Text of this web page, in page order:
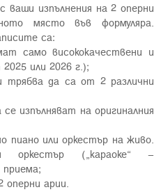
ваши изпълнения на 2 оперни
място във формуляра.
са:
висококачествени и
или 2026 г.);
да са от 2 различни
на оригиналния
или оркестър на живо.
оркестър („караоке“ –
арии.